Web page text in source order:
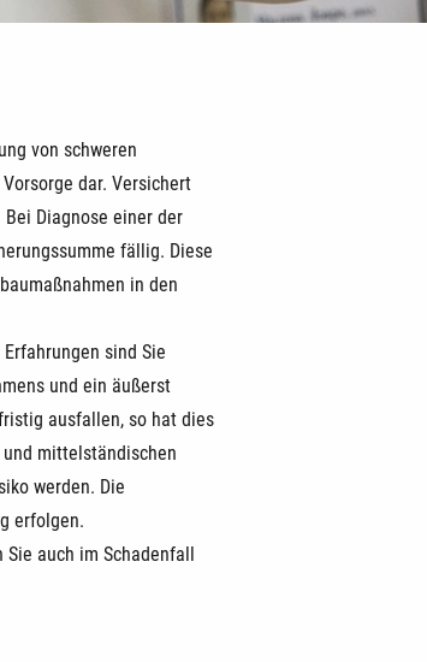
von schweren
dar. Versichert
Diagnose einer der
fällig. Diese
in den
sind Sie
und ein äußerst
ausfallen, so hat dies
mittelständischen
werden. Die
erfolgen.
auch im Schadenfall